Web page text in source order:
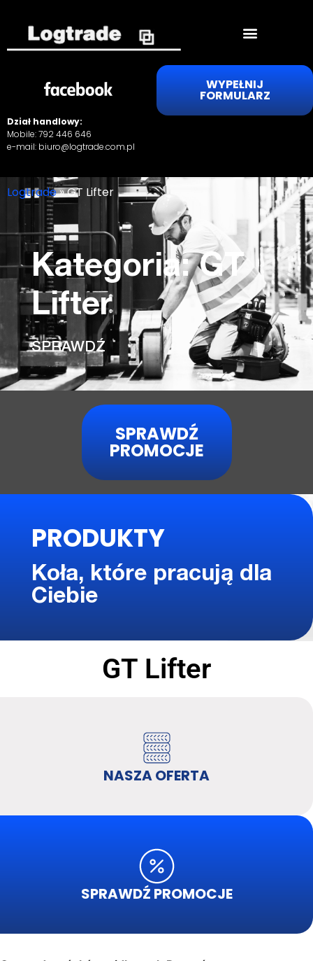
WYPEŁNIJ
FORMULARZ
Dział handlowy:
Mobile:792 446 646
e-mail: biuro@logtrade.com.pl
Logtrade»GT Lifter
Kategoria: GT
Lifter
SPRAWDŹ
SPRAWDŹ
PROMOCJE
PRODUKTY
Koła, które pracują dla
Ciebie
GT Lifter
NASZA OFERTA
SPRAWDŹ PROMOCJE